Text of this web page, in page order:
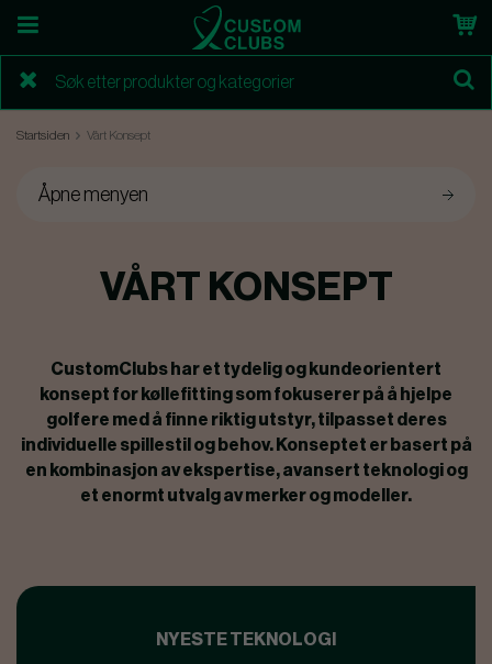
Startsiden Vårt Konsept
Åpne menyen
VÅRT KONSEPT
CustomClubs har et tydelig og kundeorientert
konsept for køllefitting som fokuserer på å hjelpe
golfere med å finne riktig utstyr, tilpasset deres
individuelle spillestil og behov. Konseptet er basert på
en kombinasjon av ekspertise, avansert teknologi og
et enormt utvalg av merker og modeller.
NYESTE TEKNOLOGI